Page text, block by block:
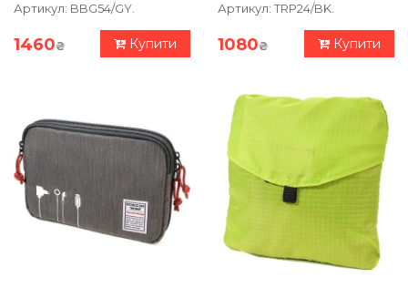
Артикул: BBG54/GY.
1460₴ Купити
Артикул: TRP24/BK.
1080₴ Купити